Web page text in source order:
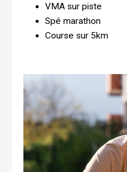
VMA sur piste
Spé marathon
Course sur 5km